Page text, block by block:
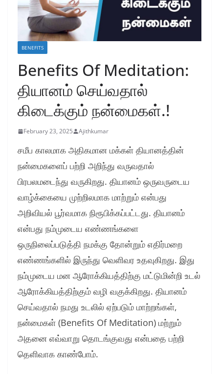
BENEFITS
Benefits Of Meditation:
தியானம் செய்வதால்
கிடைக்கும் நன்மைகள்.!
February 23, 2025 Ajithkumar
சமீப காலமாக அதிகமான மக்கள் தியானத்தின்
நன்மைகளைப் பற்றி அறிந்து வருவதால்
பிரபலமடைந்து வருகிறது. தியானம் ஒருவருடைய
வாழ்க்கையை முற்றிலமாக மாற்றும் என்பது
அறிவியல் பூர்வமாக நிரூபிக்கப்பட்டது. தியானம்
என்பது நம்முடைய எண்ணங்களை
ஒருநிலைப்படுத்தி நமக்கு தோன்றும் எதிர்மறை
எண்ணங்களில் இருந்து வெளிவர உதவுகிறது. இது
நம்முடைய மன ஆரோக்கியத்திற்கு மட்டுமின்றி உடல்
ஆரோக்கியத்திற்கும் வழி வகுக்கிறது. தியானம்
செய்வதால் நமது உடலில் ஏற்படும் மாற்றங்கள்,
நன்மைகள் (Benefits Of Meditation) மற்றும்
அதனை எவ்வாறு தொடங்குவது என்பதை பற்றி
தெளிவாக காண்போம்.